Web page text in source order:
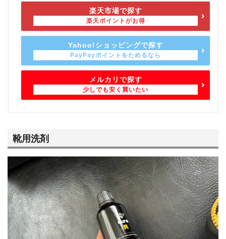
楽天市場で探す
Yahoo!ショッピングで探す
メルカリで探す
靴用洗剤